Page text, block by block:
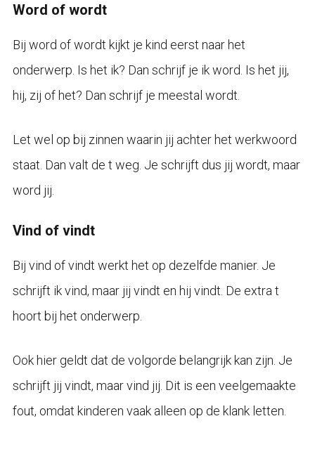
Word of wordt
Bij word of wordt kijkt je kind eerst naar het
onderwerp. Is het ik? Dan schrijf je ik word. Is het jij,
hij, zij of het? Dan schrijf je meestal wordt.
Let wel op bij zinnen waarin jij achter het werkwoord
staat. Dan valt de t weg. Je schrijft dus jij wordt, maar
word jij.
Vind of vindt
Bij vind of vindt werkt het op dezelfde manier. Je
schrijft ik vind, maar jij vindt en hij vindt. De extra t
hoort bij het onderwerp.
Ook hier geldt dat de volgorde belangrijk kan zijn. Je
schrijft jij vindt, maar vind jij. Dit is een veelgemaakte
fout, omdat kinderen vaak alleen op de klank letten.